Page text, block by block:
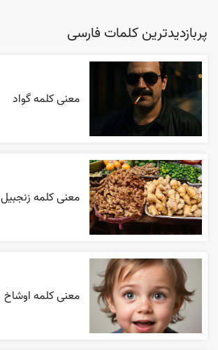
پربازدیدترین کلمات فارسی
معنی کلمه گواد
معنی کلمه زنجبیل
معنی کلمه اوشاخ